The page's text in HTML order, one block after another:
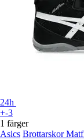
24h
+-3
1 färger
Asics Brottarskor